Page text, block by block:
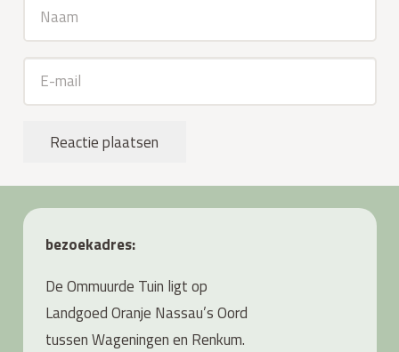
Reactie plaatsen
bezoekadres:
De Ommuurde Tuin ligt op
Landgoed Oranje Nassau’s Oord
tussen Wageningen en Renkum.